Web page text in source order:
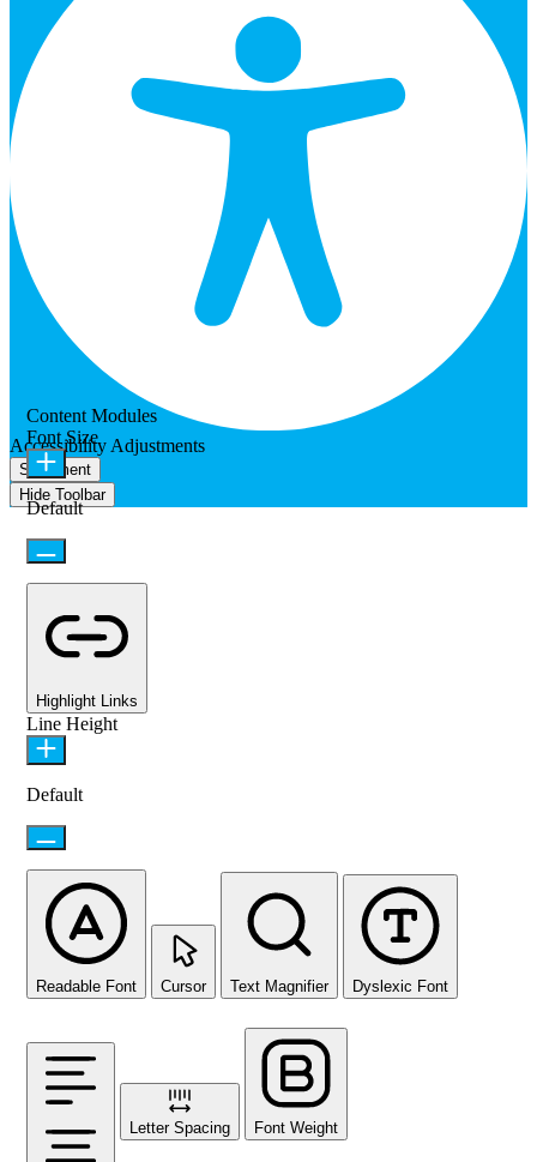
Accessibility Adjustments
Statement
Hide Toolbar
Content Modules
Font Size
Default
Highlight Links
Line Height
Default
Readable Font Cursor Text Magnifier Dyslexic Font
Letter Spacing Font Weight